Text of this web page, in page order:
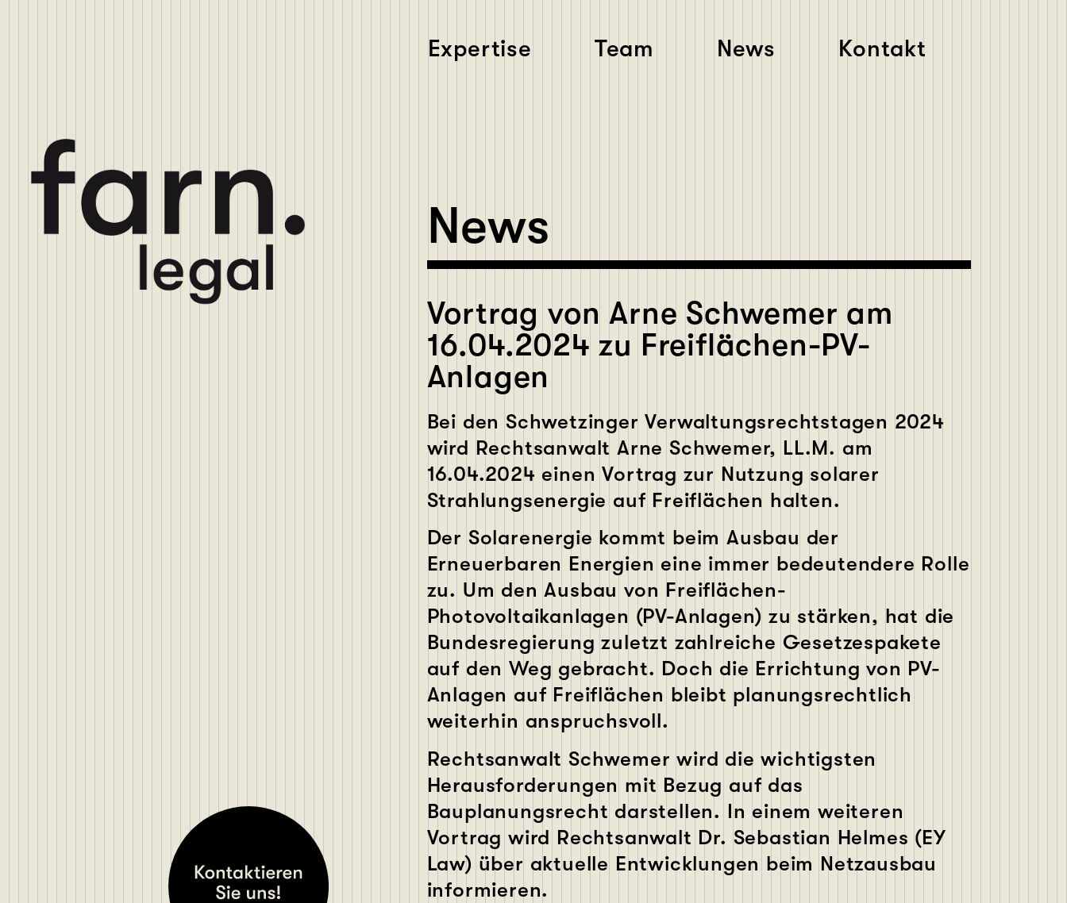
Expertise Team News Kontakt
News
Vortrag von Arne Schwemer am
16.04.2024 zu Freiflächen-PV-
Anlagen
Bei den Schwetzinger Verwaltungsrechtstagen 2024
wird Rechtsanwalt Arne Schwemer, LL.M. am
16.04.2024 einen Vortrag zur Nutzung solarer
Strahlungsenergie auf Freiflächen halten.
Der Solarenergie kommt beim Ausbau der
Erneuerbaren Energien eine immer bedeutendere Rolle
zu. Um den Ausbau von Freiflächen-
Photovoltaikanlagen (PV-Anlagen) zu stärken, hat die
Bundesregierung zuletzt zahlreiche Gesetzespakete
auf den Weg gebracht. Doch die Errichtung von PV-
Anlagen auf Freiflächen bleibt planungsrechtlich
weiterhin anspruchsvoll.
Rechtsanwalt Schwemer wird die wichtigsten
Herausforderungen mit Bezug auf das
Bauplanungsrecht darstellen. In einem weiteren
Vortrag wird Rechtsanwalt Dr. Sebastian Helmes (EY
Law) über aktuelle Entwicklungen beim Netzausbau
informieren.